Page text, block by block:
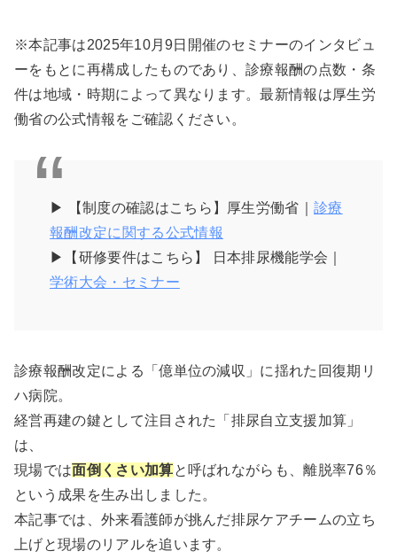
※本記事は2025年10月9日開催のセミナーのインタビュ
ーをもとに再構成したものであり、診療報酬の点数・条
件は地域・時期によって異なります。最新情報は厚生労
働省の公式情報をご確認ください。
▶︎ 【制度の確認はこちら】厚生労働省｜診療
報酬改定に関する公式情報
▶︎【研修要件はこちら】 日本排尿機能学会｜
学術大会・セミナー
診療報酬改定による「億単位の減収」に揺れた回復期リ
ハ病院。
経営再建の鍵として注目された「排尿自立支援加算」
は、
現場では面倒くさい加算と呼ばれながらも、離脱率76％
という成果を生み出しました。
本記事では、外来看護師が挑んだ排尿ケアチームの立ち
上げと現場のリアルを追います。